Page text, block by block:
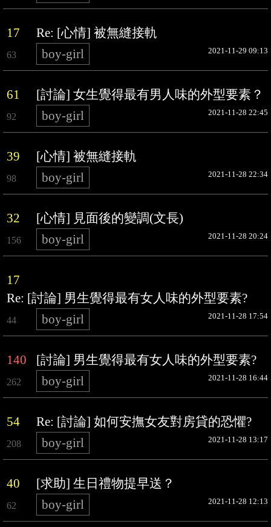
17 Re: [心情] 被無縫接軌
63 boy-girl 2021-11-29 09:13
61 [討論] 女生覺得最有男人味的外型要素？
92 boy-girl 2021-11-28 22:45
39 [心情] 被無縫接軌
98 boy-girl 2021-11-28 22:34
32 [心情] 見面後的變調(文長)
156 boy-girl 2021-11-28 20:24
17
Re: [討論] 男生覺得最有女人味的外型要素?
44 boy-girl 2021-11-28 17:54
140 [討論] 男生覺得最有女人味的外型要素?
262 boy-girl 2021-11-28 16:44
54 Re: [討論] 如何安撫女友對房貸的恐懼?
208 boy-girl 2021-11-28 13:17
40 [求助] 生日禮物提早送？
62 boy-girl 2021-11-28 12:13